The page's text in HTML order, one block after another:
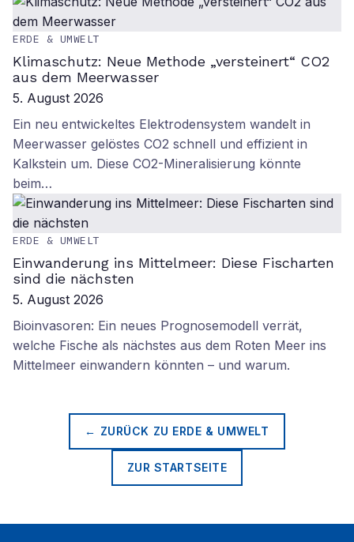
ERDE & UMWELT
Klimaschutz: Neue Methode „versteinert“ CO2
aus dem Meerwasser
5. August 2026
Ein neu entwickeltes Elektrodensystem wandelt in
Meerwasser gelöstes CO2 schnell und effizient in
Kalkstein um. Diese CO2-Mineralisierung könnte
beim…
ERDE & UMWELT
Einwanderung ins Mittelmeer: Diese Fischarten
sind die nächsten
5. August 2026
Bioinvasoren: Ein neues Prognosemodell verrät,
welche Fische als nächstes aus dem Roten Meer ins
Mittelmeer einwandern könnten – und warum.
← ZURÜCK ZU ERDE & UMWELT
ZUR STARTSEITE